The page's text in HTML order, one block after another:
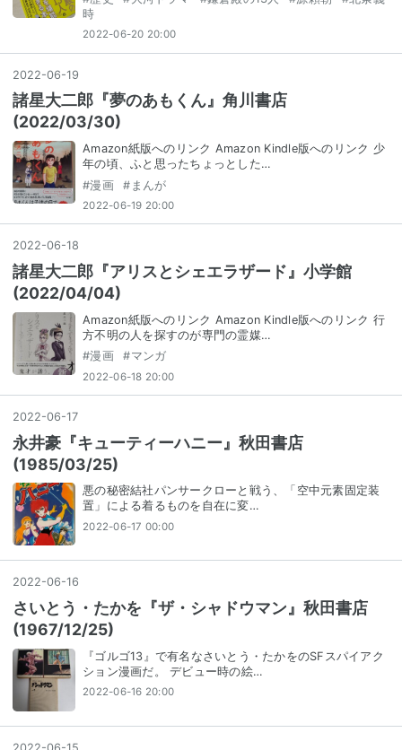
時
2022-06-20 20:00
2022-06-19
諸星大二郎『夢のあもくん』角川書店
(2022/03/30)
Amazon紙版へのリンク Amazon Kindle版へのリンク 少
年の頃、ふと思ったちょっとした…
#漫画 # まんが
2022-06-19 20:00
2022-06-18
諸星大二郎『アリスとシェエラザード』小学館
(2022/04/04)
Amazon紙版へのリンク Amazon Kindle版へのリンク 行
方不明の人を探すのが専門の霊媒…
#漫画 #マンガ
2022-06-18 20:00
2022-06-17
永井豪『キューティーハニー』秋田書店
(1985/03/25)
悪の秘密結社パンサークローと戦う、「空中元素固定装
置」による着るものを自在に変…
2022-06-17 00:00
2022-06-16
さいとう・たかを『ザ・シャドウマン』秋田書店
(1967/12/25)
『ゴルゴ13』で有名なさいとう・たかをのSFスパイアク
ション漫画だ。 デビュー時の絵…
2022-06-16 20:00